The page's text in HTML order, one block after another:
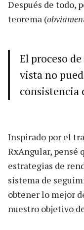
Después de todo,
teorema (
El proceso
vista no
consistencia
Inspirado por el
RxAngular, pensé
estrategias de
sistema de
obtener lo mejor
nuestro objetivo